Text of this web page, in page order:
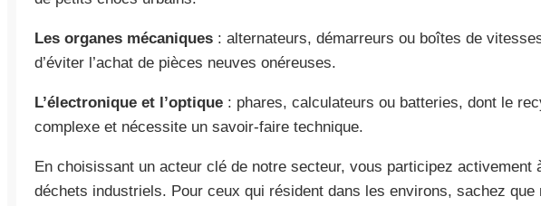
Les organes mécaniques : alternateurs, démarreurs ou boîtes de
d’éviter l’achat de pièces neuves onéreuses.
L’électronique et l’optique : phares, calculateurs ou batteries, dont le
complexe et nécessite un savoir-faire technique.
En choisissant un acteur clé de notre secteur, vous participez activement
déchets industriels. Pour ceux qui résident dans les environs, sachez que